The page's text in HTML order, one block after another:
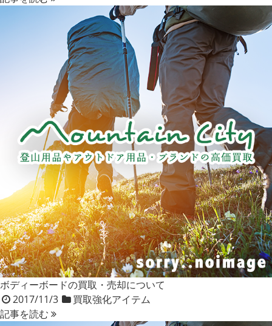
ボディーボードの買取・売却について
2017/11/3
買取強化アイテム
記事を読む